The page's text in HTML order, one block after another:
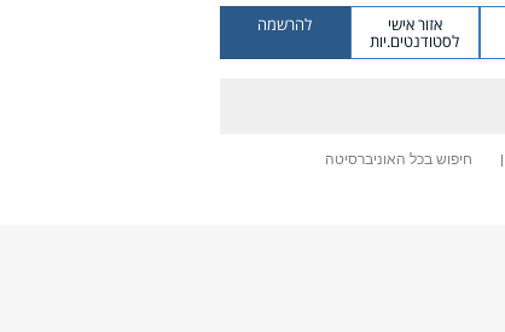
אזור אישי
לסטודנטים.יות
להרשמה
חיפוש בכל האוניברסיטה